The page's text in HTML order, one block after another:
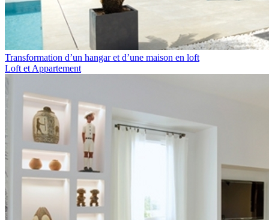
Transformation d’un hangar et d’une maison en loft
Loft et Appartement